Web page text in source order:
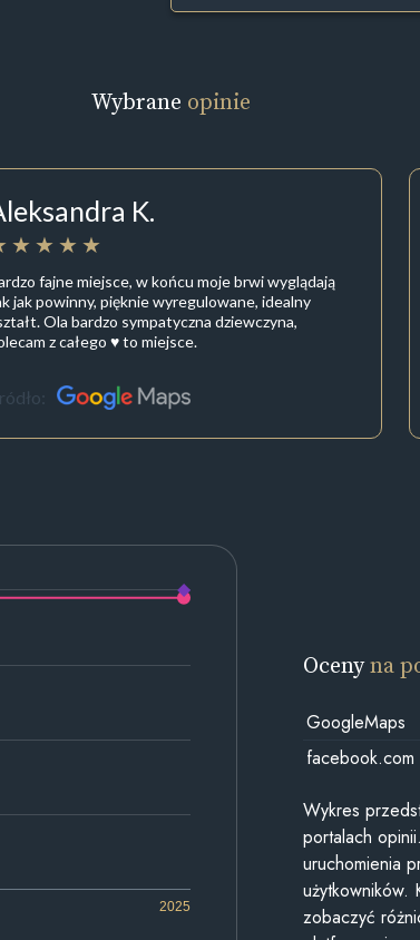
Wybrane opinie
K.
fajne miejsce, w końcu moje brwi wyglądają
jak powinny, pięknie wyregulowane, idealny
Ola bardzo sympatyczna dziewczyna,
z całego ♥️ to miejsce.
2025
Ocenyna
GoogleMaps
facebook.com
Wykres
portalach
uruchomienia
użytkowników.
zobaczyć